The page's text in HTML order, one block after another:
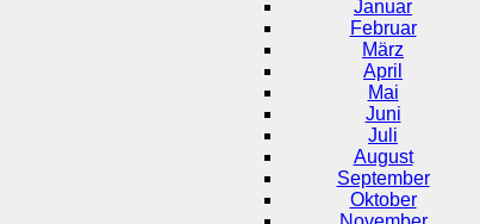
Januar
Februar
März
April
Mai
Juni
Juli
August
September
Oktober